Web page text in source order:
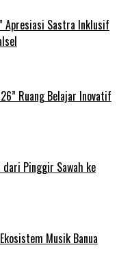
Apresiasi Sastra Inklusif
Ruang Belajar Inovatif
dari Pinggir Sawah ke
Musik Banua